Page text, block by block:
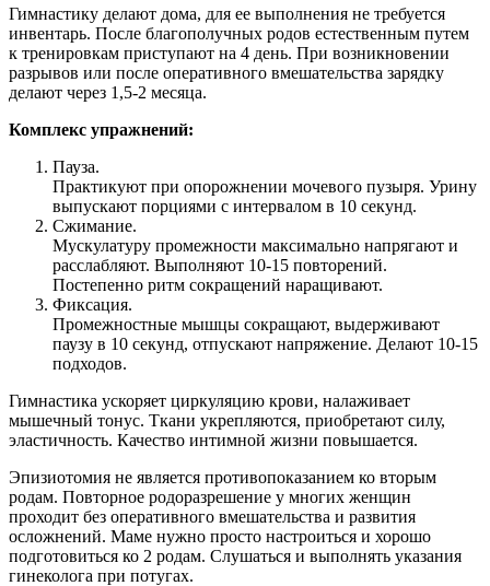
Гимнастику делают дома, для ее выполнения не требуется
инвентарь. После благополучных родов естественным путем
к тренировкам приступают на 4 день. При возникновении
разрывов или после оперативного вмешательства зарядку
делают через 1,5-2 месяца.
Комплекс упражнений:
Пауза.
Практикуют при опорожнении мочевого пузыря. Урину
выпускают порциями с интервалом в 10 секунд.
Сжимание.
Мускулатуру промежности максимально напрягают и
расслабляют. Выполняют 10-15 повторений.
Постепенно ритм сокращений наращивают.
Фиксация.
Промежностные мышцы сокращают, выдерживают
паузу в 10 секунд, отпускают напряжение. Делают 10-15
подходов.
Гимнастика ускоряет циркуляцию крови, налаживает
мышечный тонус. Ткани укрепляются, приобретают силу,
эластичность. Качество интимной жизни повышается.
Эпизиотомия не является противопоказанием ко вторым
родам. Повторное родоразрешение у многих женщин
проходит без оперативного вмешательства и развития
осложнений. Маме нужно просто настроиться и хорошо
подготовиться ко 2 родам. Слушаться и выполнять указания
гинеколога при потугах.